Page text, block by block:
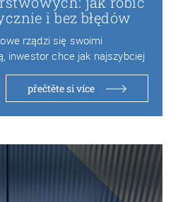
i bez błędów
rządzi się swoimi
inwestor chce jak najszybciej
přečtěte si více